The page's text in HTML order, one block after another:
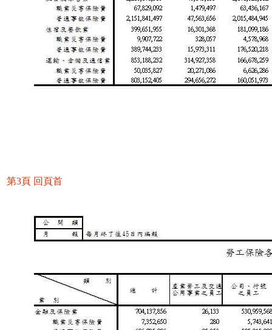
第3頁 回頁首